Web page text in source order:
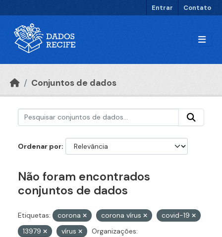
Entrar Contato
Conjuntos de dados
Ordenar por
Não foram encontrados
conjuntos de dados
Etiquetas: corona corona vírus
covid-19
13979
vírus
Organizações: